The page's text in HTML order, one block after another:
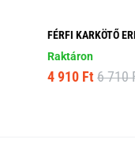
FÉRFI KARKÖTŐ
Raktáron
4 910 Ft 6 710